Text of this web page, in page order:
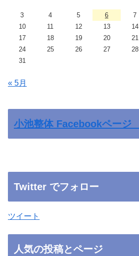
3
4 5 6 7
10
11 12 13 14
17
18 19 20 21
24
25 26 27 28
31
« 5月
小池整体 Facebookページ
Twitter でフォロー
ツイート
人気の投稿とページ